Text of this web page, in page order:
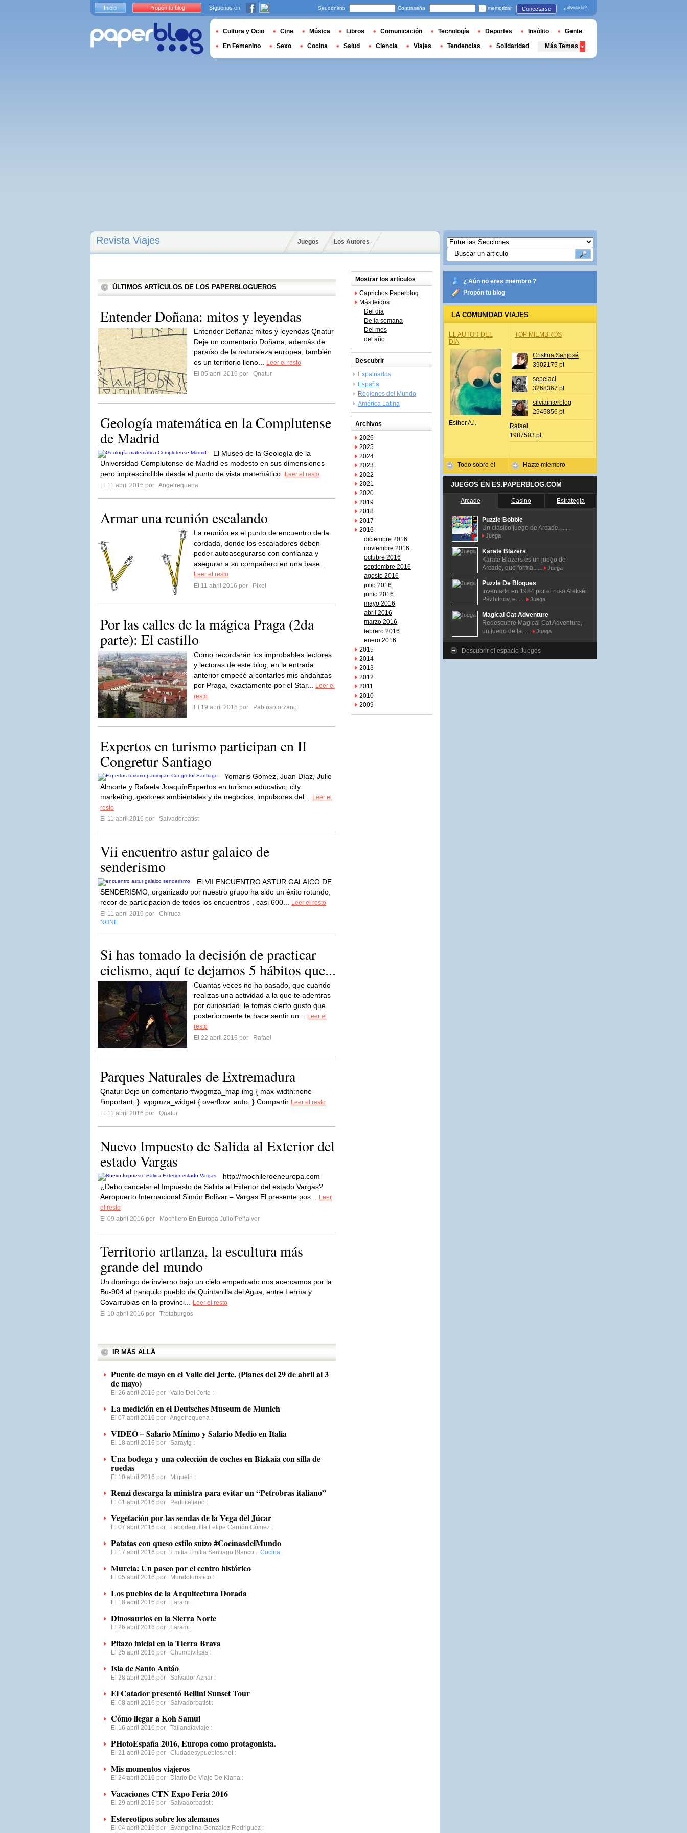
Revista Viajes Juegos Los Autores
ÚLTIMOS ARTÍCULOS DE LOS PAPERBLOGUEROS
Entender Doñana: mitos y leyendas
Entender Doñana: mitos y leyendas Qnatur
Deje un comentario Doñana, además de
paraíso de la naturaleza europea, también
es un territorio lleno...
Leer el resto
El 05 abril 2016 por
Qnatur
Geología matemática en la Complutense
de Madrid
El Museo de la Geología de la
Universidad Complutense de Madrid es modesto en sus dimensiones
pero imprescindible desde el punto de vista matemático.
Leer el resto
El 11 abril 2016 por Angelrequena
Armar una reunión escalando
La reunión es el punto de encuentro de la
cordada, donde los escaladores deben
poder autoasegurarse con confianza y
asegurar a su compañero en una base...
Leer el resto
El 11 abril 2016 por
Pixel
Por las calles de la mágica Praga (2da
parte): El castillo
Como recordarán los improbables lectores
y lectoras de este blog, en la entrada
anterior empecé a contarles mis andanzas
por Praga, exactamente por el Star...
Leer el
resto
El 19 abril 2016 por
Pablosolorzano
Expertos en turismo participan en II
Congretur Santiago
Yomaris Gómez, Juan Díaz, Julio
Almonte y Rafaela JoaquínExpertos en turismo educativo, city
marketing, gestores ambientales y de negocios, impulsores del...
Leer el
resto
El 11 abril 2016 por
Salvadorbatist
Vii encuentro astur galaico de
senderismo
El VII ENCUENTRO ASTUR GALAICO DE
SENDERISMO, organizado por nuestro grupo ha sido un éxito rotundo,
recor de participacion de todos los encuentros , casi 600...
Leer el resto
El 11 abril 2016 por
Chiruca
NONE
Si has tomado la decisión de practicar
ciclismo, aquí te dejamos 5 hábitos que...
Cuantas veces no ha pasado, que cuando
realizas una actividad a la que te adentras
por curiosidad, le tomas cierto gusto que
posteriormente te hace sentir un...
Leer el
resto
El 22 abril 2016 por
Rafael
Parques Naturales de Extremadura
Qnatur Deje un comentario #wpgmza_map img { max-width:none
!important; } .wpgmza_widget { overflow: auto; } Compartir Leer el resto
El 11 abril 2016 por
Qnatur
Nuevo Impuesto de Salida al Exterior del
estado Vargas
http://mochileroeneuropa.com
¿Debo cancelar el Impuesto de Salida al Exterior del estado Vargas?
Aeropuerto Internacional Simón Bolívar – Vargas El presente pos...
Leer
el resto
El 09 abril 2016 por
Mochilero En Europa Julio Peñalver
Territorio artlanza, la escultura más
grande del mundo
Un domingo de invierno bajo un cielo empedrado nos acercamos por la
Bu-904 al tranquilo pueblo de Quintanilla del Agua, entre Lerma y
Covarrubias en la provinci...
Leer el resto
El 10 abril 2016 por
Trotaburgos
IR MÁS ALLÁ
Puente de mayo en el Valle del Jerte. (Planes del 29 de abril al 3
de mayo)
El 26 abril 2016 por Valle Del Jerte :
La medición en el Deutsches Museum de Munich
El 07 abril 2016 por Angelrequena :
VIDEO – Salario Mínimo y Salario Medio en Italia
El 18 abril 2016 por Saraytg :
Una bodega y una colección de coches en Bizkaia con silla de
ruedas
El 10 abril 2016 por Migueln :
Renzi descarga la ministra para evitar un “Petrobras italiano”
El 01 abril 2016 por Perfilitaliano :
Vegetación por las sendas de la Vega del Júcar
El 07 abril 2016 por Labodeguilla Felipe Carrión Gómez :
Patatas con queso estilo suizo #CocinasdelMundo
El 17 abril 2016 por Emilia Emilia Santiago Blanco : Cocina,
Murcia: Un paseo por el centro histórico
El 05 abril 2016 por Mundoturistico :
Los pueblos de la Arquitectura Dorada
El 18 abril 2016 por Larami :
Dinosaurios en la Sierra Norte
El 26 abril 2016 por Larami :
Pitazo inicial en la Tierra Brava
El 25 abril 2016 por Chumbivilcas :
Isla de Santo Antáo
El 28 abril 2016 por Salvador Aznar :
El Catador presentó Bellini Sunset Tour
El 08 abril 2016 por Salvadorbatist :
Cómo llegar a Koh Samui
El 16 abril 2016 por Tailandiaviaje :
PHotoEspaña 2016, Europa como protagonista.
El 21 abril 2016 por Ciudadesypueblos.net :
Mis momentos viajeros
El 24 abril 2016 por Diario De Viaje De Kiana :
Vacaciones CTN Expo Feria 2016
El 29 abril 2016 por Salvadorbatist :
Estereotipos sobre los alemanes
El 04 abril 2016 por Evangelina Gonzalez Rodriguez :
Mostrar los artículos
Caprichos Paperblog
Más leídos
Del día
De la semana
Del mes
del año
Descubrir
Expatriados
España
Regiones del Mundo
América Latina
Archivos
2026
2025
2024
2023
2022
2021
2020
2019
2018
2017
2016
diciembre 2016
noviembre 2016
octubre 2016
septiembre 2016
agosto 2016
julio 2016
junio 2016
mayo 2016
abril 2016
marzo 2016
febrero 2016
enero 2016
2015
2014
2013
2012
2011
2010
2009
¿ Aún no eres miembro ?
Propón tu blog
LA COMUNIDAD VIAJES
EL AUTOR DEL
DÍA
Esther A.l.
Todo sobre él
TOP MIEMBROS
Cristina Sanjosé
3902175 pt
sepelaci
3268367 pt
silviainterblog
2945856 pt
Rafael
1987503 pt
Hazte miembro
JUEGOS EN ES.PAPERBLOG.COM
Arcade Casino Estrategia
Puzzle Bobble
Un clásico juego de Arcade. ......
Juega
Karate Blazers
Karate Blazers es un juego de
Arcade, que forma......
Juega
Puzzle De Bloques
Inventado en 1984 por el ruso Alekséi
Pázhitnov, e......
Juega
Magical Cat Adventure
Redescubre Magical Cat Adventure,
un juego de la......
Juega
Descubrir el espacio Juegos
Inicio Propón tu blog Síguenos en Seudónimo Contraseña memorizar Conectarse ¿olvidado?
Cultura y Ocio Cine Música Libros Comunicación Tecnología Deportes Insólito Gente
En Femenino Sexo Cocina Salud Ciencia Viajes Tendencias Solidaridad Más Temas